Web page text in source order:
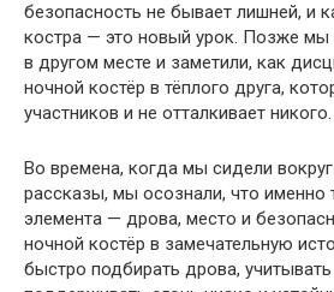
безопасность не бывает лишней, и
костра — это новый урок. Позже мы
в другом месте и заметили, как
ночной костёр в тёплого друга,
участников и не отталкивает никого.
Во времена, когда мы сидели
рассказы, мы осознали, что именно
элемента — дрова, место и
ночной костёр в замечательную
быстро подбирать дрова,